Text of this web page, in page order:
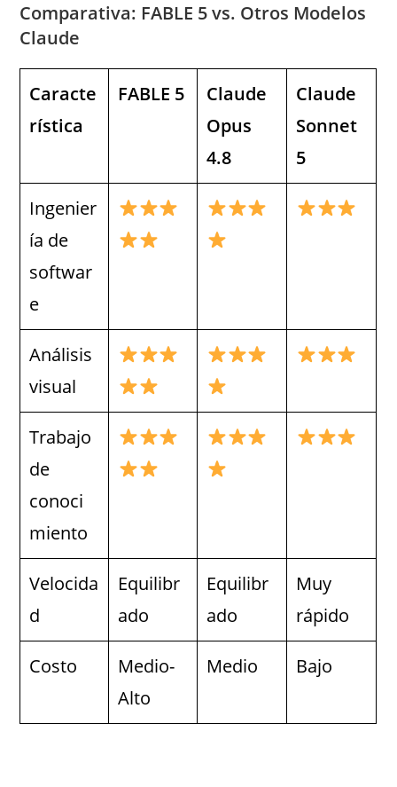
Comparativa: FABLE 5 vs. Otros Modelos
Claude
Caracte
rística
FABLE 5
Claude
Opus
4.8
Claude
Sonnet
5
Ingenier
ía de
softwar
e
Análisis
visual
Trabajo
de
conoci
miento
Velocida
d
Equilibr
ado
Equilibr
ado
Muy
rápido
Costo
Medio-
Alto
Medio Bajo